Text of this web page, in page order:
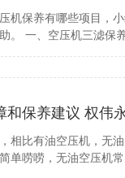
机保养有哪些项目，
。 一、空压机三滤保
保养建议 权伟
相比有油空压机，无
单唠唠，无油空压机常